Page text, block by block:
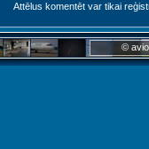
Attēlus komentēt var tikai
©